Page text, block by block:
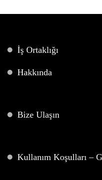
İş Ortaklığı
Hakkında
Bize Ulaşın
Kullanım Koşulları –